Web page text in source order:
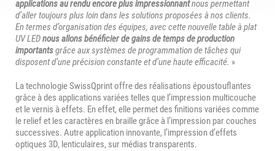
applications au rendu encore plus impressionnantnous permettant
d’aller toujours plus loin dans les solutions proposées à nos clients.
En termes d’organisation des équipes, avec cette nouvelle table à plat
UV LEDnous allons bénéficier de gains de temps de production
importantsgrâce aux systèmes de programmation de tâches qui
disposent d’une précision constante et d’une haute efficacité. »
La technologie SwissQprint offre des réalisations époustouflantes
grâce à des applications variées telles que l’impression multicouche
et le vernis à effets. En effet, elle permet des finitions variées comme
le relief et les caractères en braille grâce à l’impression par couches
successives. Autre application innovante, l’impression d’effets
optiques 3D, lenticulaires, sur médias transparents.